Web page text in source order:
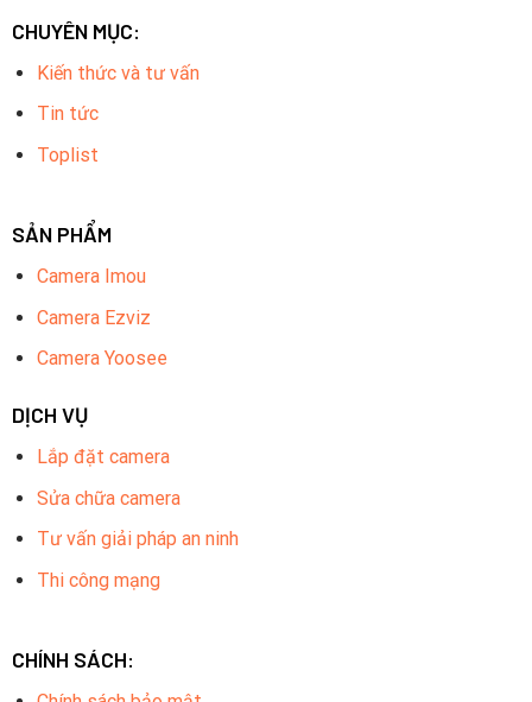
CHUYÊN MỤC:
Kiến thức và tư vấn
Tin tức
Toplist
SẢN PHẨM
Camera Imou
Camera Ezviz
Camera Yoosee
DỊCH VỤ
Lắp đặt camera
Sửa chữa camera
Tư vấn giải pháp an ninh
Thi công mạng
CHÍNH SÁCH: